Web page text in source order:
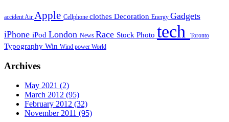
accident Air Apple Cellphone clothes Decoration Energy Gadgets
iPhone iPod London News Race Stock Photo tech Toronto
Typography Win Wind power World
Archives
May 2021 (2)
March 2012 (95)
February 2012 (32)
November 2011 (95)